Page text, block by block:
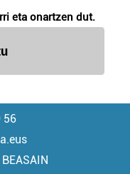
eta onartzen dut.
56